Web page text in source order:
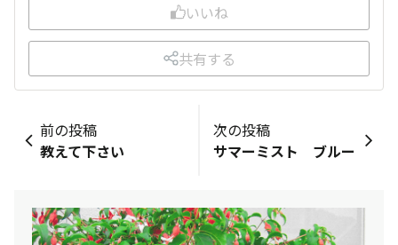
いいね
共有する
前の投稿
教えて下さい
次の投稿
サマーミスト ブルー